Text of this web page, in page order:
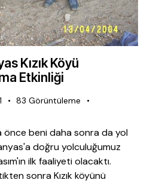
Kızık Köyü
Etkinliği
83 Görüntüleme
önce beni daha sonra da yol
doğru yolculuğumuz
ilk faaliyeti olacaktı.
sonra Kızık köyünü